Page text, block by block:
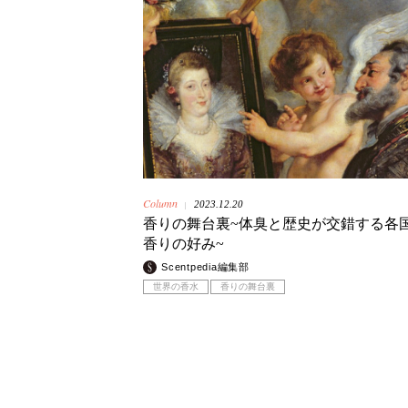
Column 2023.12.20
香りの舞台裏~体臭と歴史が交錯する各
香りの好み~
Scentpedia編集部
世界の香水 香りの舞台裏